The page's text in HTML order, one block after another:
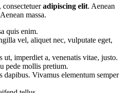
adipiscing elit. Aenean
massa.
quis enim.
vel, aliquet nec, vulputate eget,
ut, imperdiet a, venenatis vitae, justo.
pede mollis pretium.
dapibus. Vivamus elementum semper